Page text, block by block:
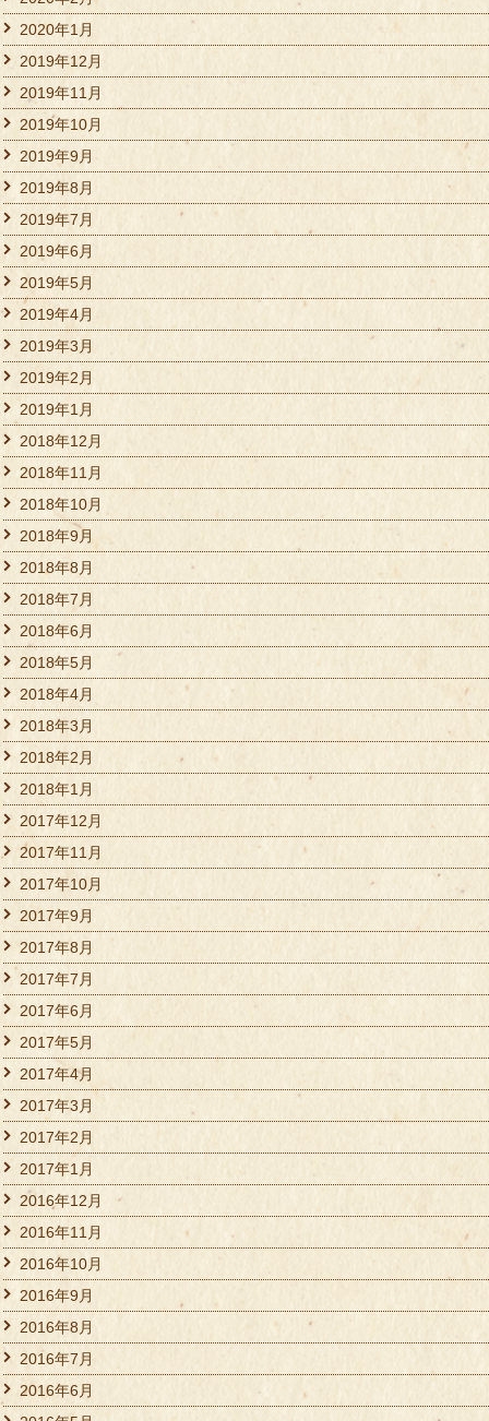
2020年1月
2019年12月
2019年11月
2019年10月
2019年9月
2019年8月
2019年7月
2019年6月
2019年5月
2019年4月
2019年3月
2019年2月
2019年1月
2018年12月
2018年11月
2018年10月
2018年9月
2018年8月
2018年7月
2018年6月
2018年5月
2018年4月
2018年3月
2018年2月
2018年1月
2017年12月
2017年11月
2017年10月
2017年9月
2017年8月
2017年7月
2017年6月
2017年5月
2017年4月
2017年3月
2017年2月
2017年1月
2016年12月
2016年11月
2016年10月
2016年9月
2016年8月
2016年7月
2016年6月